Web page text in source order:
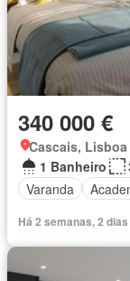
340 000 €
Cascais, Lisboa
1 Banheiro
Varanda
Há 2 semanas, 2